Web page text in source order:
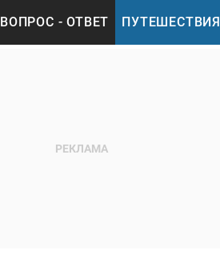
ВОПРОС - ОТВЕТ ПУТЕШЕСТВИЯ